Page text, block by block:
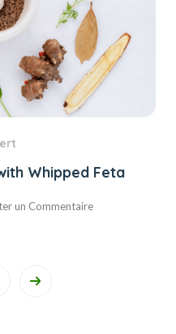
Whipped Feta
un Commentaire